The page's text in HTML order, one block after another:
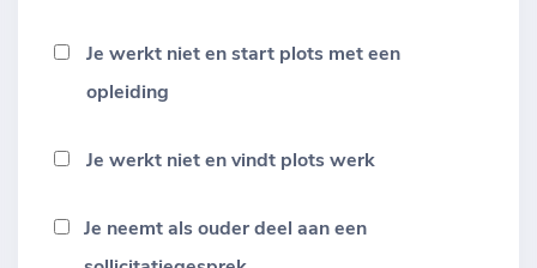
Je werkt niet en start plots met een
opleiding
Je werkt niet en vindt plots werk
Je neemt als ouder deel aan een